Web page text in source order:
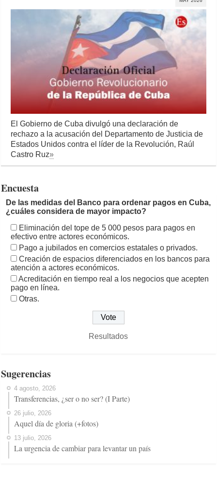
El Gobierno de Cuba divulgó una declaración de
rechazo a la acusación del Departamento de Justicia de
Estados Unidos contra el líder de la Revolución, Raúl
Castro Ruz»
Encuesta
De las medidas del Banco para ordenar pagos en Cuba,
¿cuáles considera de mayor impacto?
Eliminación del tope de 5 000 pesos para pagos en
efectivo entre actores económicos.
Pago a jubilados en comercios estatales o privados.
Creación de espacios diferenciados en los bancos para
atención a actores económicos.
Acreditación en tiempo real a los negocios que acepten
pago en línea.
Otras.
Resultados
Sugerencias
4 agosto, 2026
Transferencias, ¿ser o no ser? (I Parte)
26 julio, 2026
Aquel día de gloria (+fotos)
13 julio, 2026
La urgencia de cambiar para levantar un país